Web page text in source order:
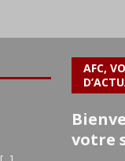
AFC,
votre